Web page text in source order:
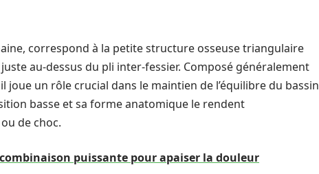
correspond à la petite structure osseuse triangulaire
au-dessus du pli inter-fessier. Composé généralement
joue un rôle crucial dans le maintien de l’équilibre du bassin
basse et sa forme anatomique le rendent
de choc.
puissante pour apaiser la douleur